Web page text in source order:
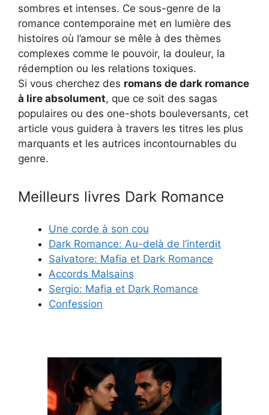
sombres et intenses. Ce sous-genre de la
romance contemporaine met en lumière des
histoires où l’amour se mêle à des thèmes
complexes comme le pouvoir, la douleur, la
rédemption ou les relations toxiques.
Si vous cherchez des romans de dark romance
à lire absolument, que ce soit des sagas
populaires ou des one-shots bouleversants, cet
article vous guidera à travers les titres les plus
marquants et les autrices incontournables du
genre.
Meilleurs livres Dark Romance
Une corde à son cou
Dark Romance: Au-delà de l’interdit
Salvatore: Mafia et Dark Romance
Accords Malsains
Sergio: Mafia et Dark Romance
Confession